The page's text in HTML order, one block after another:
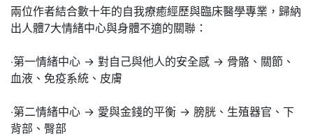
兩位作者結合數十年的自我療癒經歷與臨床醫學專業，歸納
出人體7大情緒中心與身體不適的關聯：
‧第一情緒中心 → 對自己與他人的安全感 → 骨骼、關節、
血液、免疫系統、皮膚
‧第二情緒中心 → 愛與金錢的平衡 → 膀胱、生殖器官、下
背部、臀部